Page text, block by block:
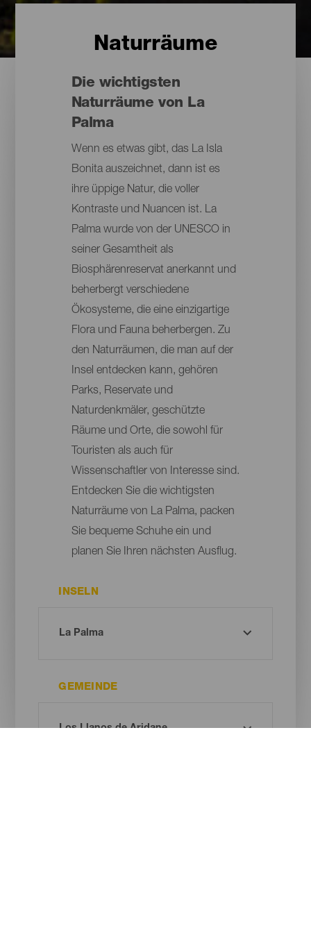
Naturräume
Die wichtigsten
Naturräume von La
Palma
Wenn es etwas gibt, das La Isla
Bonita auszeichnet, dann ist es
ihre üppige Natur, die voller
Kontraste und Nuancen ist. La
Palma wurde von der UNESCO in
seiner Gesamtheit als
Biosphärenreservat anerkannt und
beherbergt verschiedene
Ökosysteme, die eine einzigartige
Flora und Fauna beherbergen. Zu
den Naturräumen, die man auf der
Insel entdecken kann, gehören
Parks, Reservate und
Naturdenkmäler, geschützte
Räume und Orte, die sowohl für
Touristen als auch für
Wissenschaftler von Interesse sind.
Entdecken Sie die wichtigsten
Naturräume von La Palma, packen
Sie bequeme Schuhe ein und
planen Sie Ihren nächsten Ausflug.
INSELN
GEMEINDE